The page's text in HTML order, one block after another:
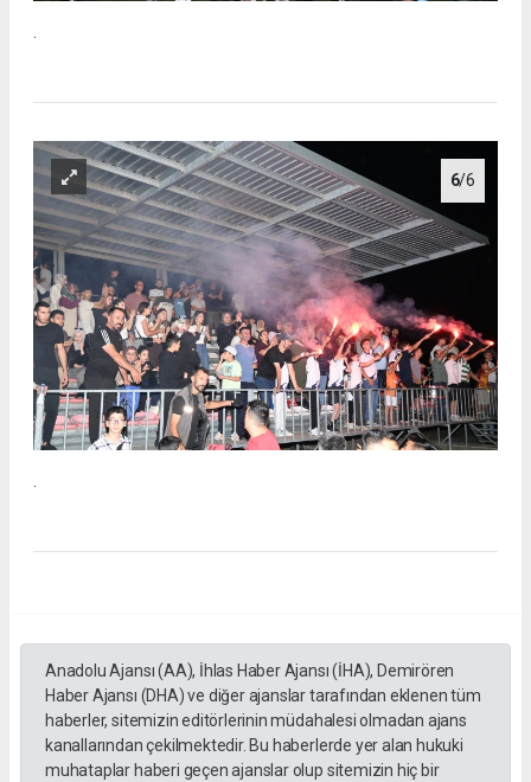
.
6/6
.
Anadolu Ajansı (AA), İhlas Haber Ajansı (İHA), Demirören
Haber Ajansı (DHA) ve diğer ajanslar tarafından eklenen tüm
haberler, sitemizin editörlerinin müdahalesi olmadan ajans
kanallarından çekilmektedir. Bu haberlerde yer alan hukuki
muhataplar haberi geçen ajanslar olup sitemizin hiç bir